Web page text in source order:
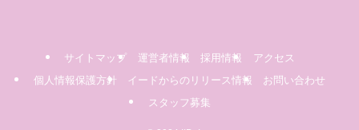
サイトマップ 運営者情報 採用情報
アクセス
個人情報保護方針
イードからのリリース情報
お問い合わせ
スタッフ募集